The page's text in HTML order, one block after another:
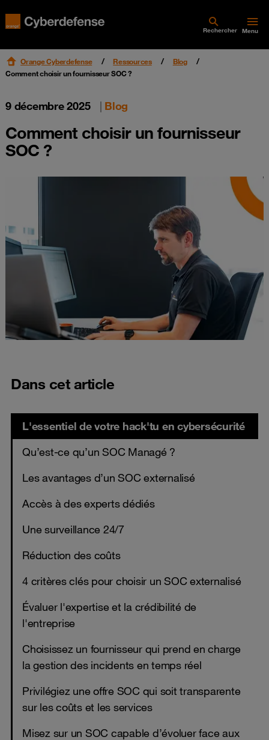
Rechercher Menu
Orange Cyberdefense Ressources
Blog
Comment choisir un fournisseur SOC ?
9 décembre 2025 | Blog
Comment choisir un fournisseur
SOC ?
Dans cet article
L'essentiel de votre hack'tu en cybersécurité
Qu’est-ce qu’un SOC Managé ?
Les avantages d’un SOC externalisé
Accès à des experts dédiés
Une surveillance 24/7
Réduction des coûts
4 critères clés pour choisir un SOC externalisé
Évaluer l'expertise et la crédibilité de
l'entreprise
Choisissez un fournisseur qui prend en charge
la gestion des incidents en temps réel
Privilégiez une offre SOC qui soit transparente
sur les coûts et les services
Misez sur un SOC capable d’évoluer face aux